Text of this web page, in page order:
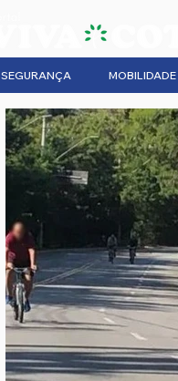
SEGURANÇA MOBILIDADE